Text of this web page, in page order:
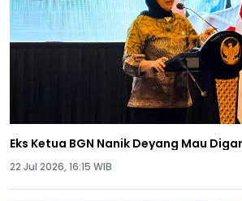
Eks Ketua BGN Nanik Deyang Mau
22 Jul 2026, 16:15 WIB